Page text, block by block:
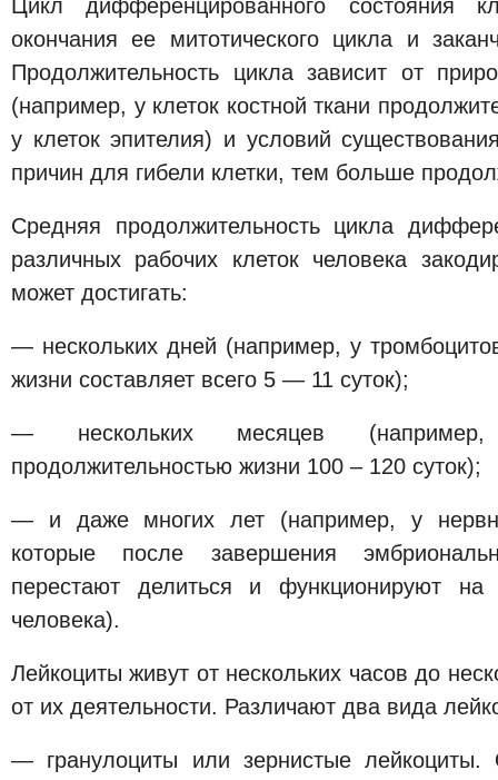
Цикл дифференцированного состояния
окончания ее митотического цикла и
Продолжительность цикла зависит от
(например, у клеток костной ткани
у клеток эпителия) и условий
причин для гибели клетки, тем больше
Средняя продолжительность цикла
различных рабочих клеток человека
может достигать:
— нескольких дней (например, у
жизни составляет всего 5 — 11 суток);
— нескольких месяцев
продолжительностью жизни 100 – 120 суток);
— и даже многих лет (например, у
которые после завершения
перестают делиться и функционируют
человека).
Лейкоциты живут от нескольких часов до
от их деятельности. Различают два вида
— гранулоциты или зернистые лейкоциты.